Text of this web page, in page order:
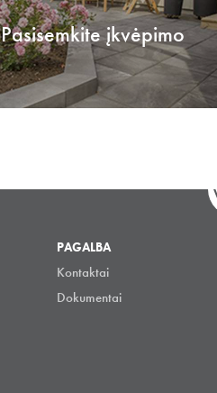
Pasisemkite įkvėpimo
PAGALBA
Kontaktai
Dokumentai